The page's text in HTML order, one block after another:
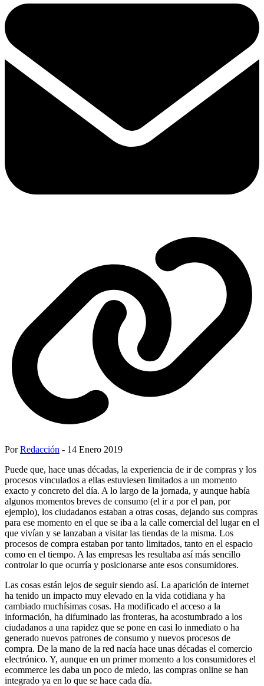
PorRedacción - 14 Enero 2019
Puede que, hace unas décadas, la experiencia de ir de compras y los
procesos vinculados a ellas estuviesen limitados a un momento
exacto y concreto del día. A lo largo de la jornada, y aunque había
algunos momentos breves de consumo (el ir a por el pan, por
ejemplo), los ciudadanos estaban a otras cosas, dejando sus compras
para ese momento en el que se iba a la calle comercial del lugar en el
que vivían y se lanzaban a visitar las tiendas de la misma. Los
procesos de compra estaban por tanto limitados, tanto en el espacio
como en el tiempo. A las empresas les resultaba así más sencillo
controlar lo que ocurría y posicionarse ante esos consumidores.
Las cosas están lejos de seguir siendo así. La aparición de internet
ha tenido un impacto muy elevado en la vida cotidiana y ha
cambiado muchísimas cosas. Ha modificado el acceso a la
información, ha difuminado las fronteras, ha acostumbrado a los
ciudadanos a una rapidez que se pone en casi lo inmediato o ha
generado nuevos patrones de consumo y nuevos procesos de
compra. De la mano de la red nacía hace unas décadas el comercio
electrónico. Y, aunque en un primer momento a los consumidores el
ecommerce les daba un poco de miedo, las compras online se han
integrado ya en lo que se hace cada día.